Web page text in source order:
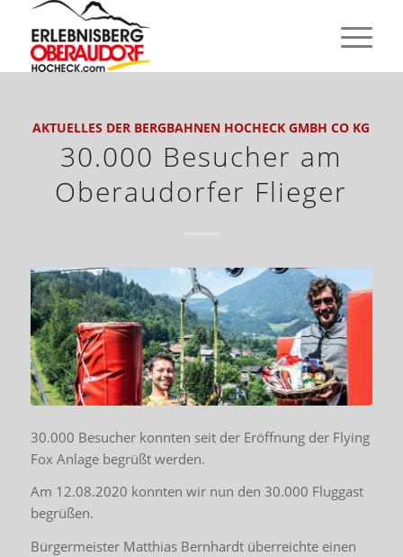
AKTUELLES DER BERGBAHNEN HOCHECK GMBH CO KG
30.000 Besucher am
Oberaudorfer Flieger
30.000 Besucher konnten seit der Eröffnung der Flying
Fox Anlage begrüßt werden.
Am 12.08.2020 konnten wir nun den 30.000 Fluggast
begrüßen.
Bürgermeister Matthias Bernhardt überreichte einen